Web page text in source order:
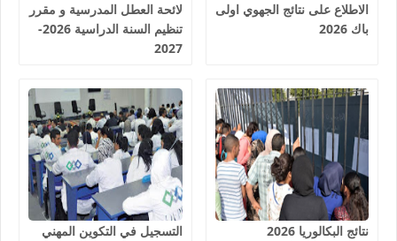
الاطلاع على نتائج الجهوي اولى
باك 2026
لائحة العطل المدرسية و مقرر
تنظيم السنة الدراسية 2026-
2027
نتائج البكالوريا 2026
التسجيل في التكوين المهني